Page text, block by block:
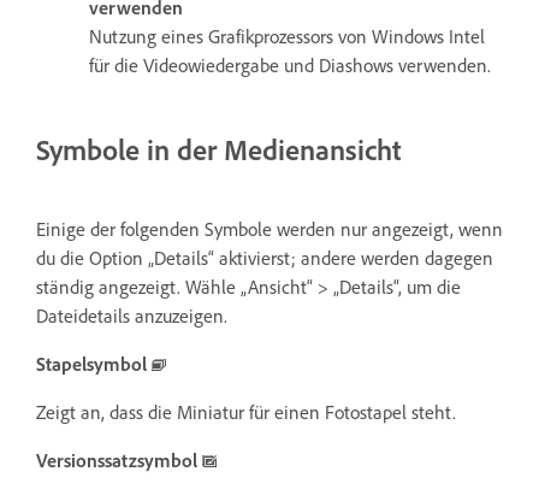
verwenden
Nutzung eines Grafikprozessors von Windows Intel
für die Videowiedergabe und Diashows verwenden.
Symbole in der Medienansicht
Einige der folgenden Symbole werden nur angezeigt, wenn
du die Option „Details“ aktivierst; andere werden dagegen
ständig angezeigt. Wähle „Ansicht“ > „Details“, um die
Dateidetails anzuzeigen.
Stapelsymbol
Zeigt an, dass die Miniatur für einen Fotostapel steht.
Versionssatzsymbol